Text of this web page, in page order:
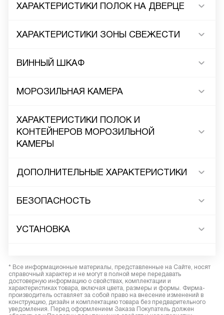
ХАРАКТЕРИСТИКИ ПОЛОК НА ДВЕРЦЕ
ХАРАКТЕРИСТИКИ ЗОНЫ СВЕЖЕСТИ
ВИННЫЙ ШКАФ
МОРОЗИЛЬНАЯ КАМЕРА
ХАРАКТЕРИСТИКИ ПОЛОК И
КОНТЕЙНЕРОВ МОРОЗИЛЬНОЙ
КАМЕРЫ
ДОПОЛНИТЕЛЬНЫЕ ХАРАКТЕРИСТИКИ
БЕЗОПАСНОСТЬ
УСТАНОВКА
* Все информационные материалы, представленные на Сайте, носят
справочный характер и не могут в полной мере передавать
достоверную информацию о свойствах, комплектации и
характеристиках товара, включая цвета, размеры и формы. Фирма-
производитель оставляет за собой право на внесение изменений в
конструкцию, дизайн и комплектацию товара без предварительного
уведомления. Перед оформлением Заказа Покупатель должен